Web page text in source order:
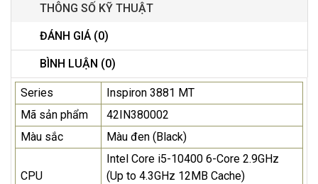
THÔNG SỐ KỸ THUẬT
ĐÁNH GIÁ (0)
BÌNH LUẬN (0)
Series
Inspiron 3881 MT
Mã sản phẩm
42IN380002
Màu sắc
Màu đen (Black)
CPU
Intel Core i5-10400 6-Core 2.9GHz
(Up to 4.3GHz 12MB Cache)